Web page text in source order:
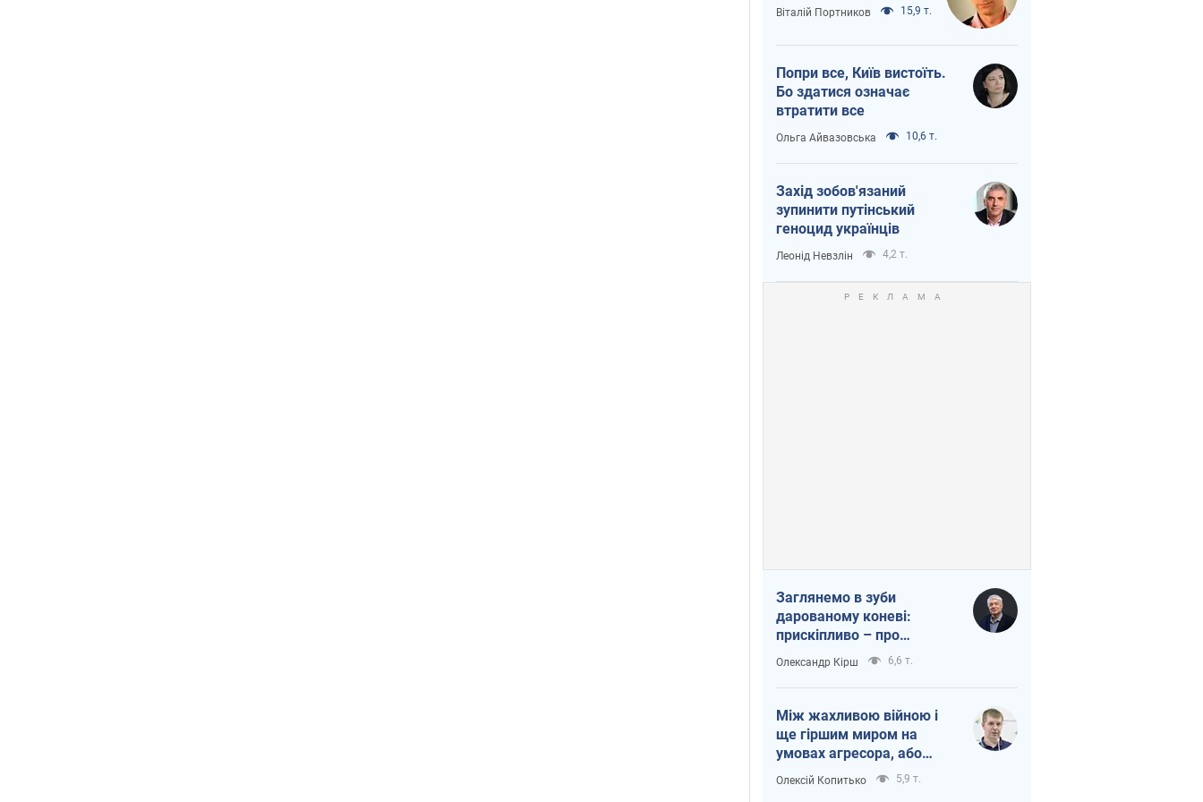
Віталій Портников 15,9 т.
Попри все, Київ вистоїть.
Бо здатися означає
втратити все
Ольга Айвазовська 10,6 т.
Захід зобов'язаний
зупинити путінський
геноцид українців
Леонід Невзлін 4,2 т.
Заглянемо в зуби
дарованому коневі:
прискіпливо – про
допомогу Україні
Олександр Кірш 6,6 т.
Між жахливою війною і
ще гіршим миром на
умовах агресора, або
Безвихідність – теж
Олексій Копитько 5,9 т.